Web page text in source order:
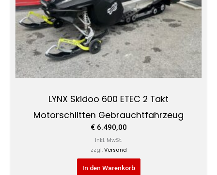
LYNX Skidoo 600 ETEC 2 Takt
Motorschlitten Gebrauchtfahrzeug
€6.490,00
Inkl. MwSt.
zzgl. Versand
In den Warenkorb